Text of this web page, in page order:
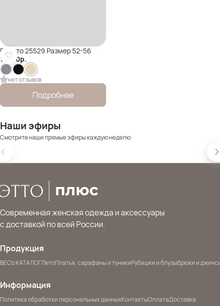
Пальто 25529 Размер 52-56
11 500р.
нет отзывов
Подробнее
Наши эфиры
Смотрите наши прямые эфиры каждую неделю
Современная женская одежда и аксессуары
с доставкой по всей России.
Продукция
ВЕСЬ КАТАЛОГЛетоПлатья, сарафаны и туникиРубашки и блузыБрюки и
Информация
Политика обработки персональных данныхКонтактыОплатаДоставка